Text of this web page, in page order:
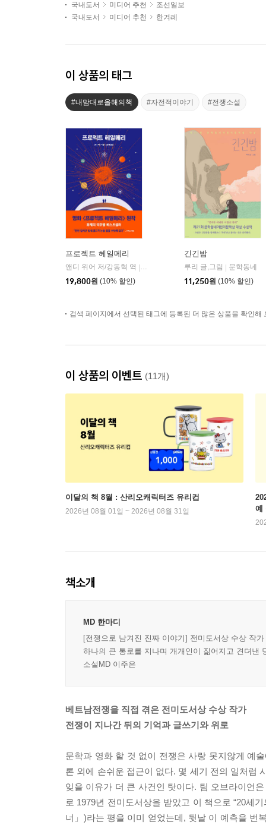
국내도서 미디어 추천
조선일보
국내도서
미디어 추천 한겨레
이 상품의 태그
#내맘대로올해의책 #자전적이야기 #전쟁소설
프로젝트 헤일메리
앤디 위어 저/강동혁 역
알에이치코리아(RHK)
19,800원 (10% 할인)
긴긴밤
루리 글,그림
문학동네
11,250원 (10% 할인)
검색 페이지에서 선택된 태그에 등록된 더 많은 상품을 확인해
이 상품의 이벤트 (11개)
이달의 책 8월 : 산리오캐릭터즈 유리컵
2026년 08월 01일 ~ 2026년 08월 31일
예
책소개
MD 한마디
[전쟁으로 남겨진 진짜 이야기] 전미도서상 수상 작
하나의 큰 통로를 지나며 개개인이 짊어지고 견뎌낸
소설MD 이주은
베트남전쟁을 직접 겪은 전미도서상 수상 작가
전쟁이 지나간 뒤의 기억과 글쓰기와 위로
문학과 영화 할 것 없이 전쟁은 사랑 못지않게 예
론 외에 손쉬운 접근이 없다. 몇 세기 전의 일처럼
잊을 이유가 더 큰 사건인 탓이다. 팀 오브라이언
로 1979년 전미도서상을 받았고 이 책으로 “20세
너」)라는 평을 이미 얻었는데, 뒷날 이 예측을 번